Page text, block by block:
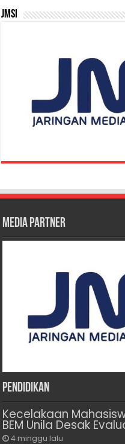
JMSI
Media Partner
Pendidikan
Kecelakaan
BEM Unila Desak
4 minggu lalu